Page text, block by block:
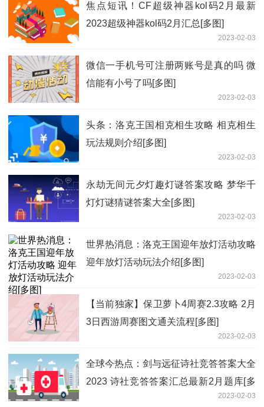
焦点短讯！CF超级神器kol码2月最新
2023超级神器kol码2月汇总[多图]
2023-02-03
微信一手机号可注册两账号是真的吗 微
信能有小号了吗[多图]
2023-02-03
头条：洛克王国相克相生攻略 相克相生
玩法规则介绍[多图]
2023-02-03
永劫无间元夕灯趣灯谜答案攻略 梦华千
灯灯谜猜谜答案大全[多图]
2023-02-03
世界热消息：洛克王国迎年放灯活动攻略
迎年放灯活动玩法介绍[多图]
2023-02-03
【当前独家】保卫萝卜4周赛2.3攻略 2月
3日西游周赛图文通关流程[多图]
2023-02-03
全球今热点：剑与远征诗社竞答答案大全
2023 诗社竞答答案汇总最新2月题库[多
2023-02-03